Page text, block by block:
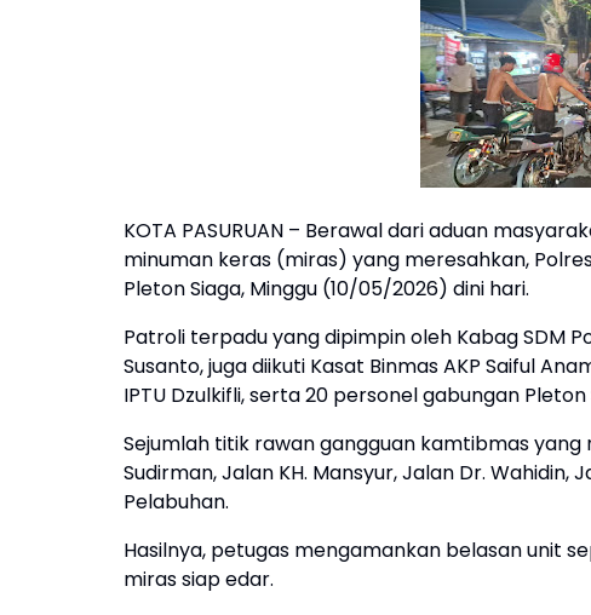
KOTA PASURUAN – Berawal dari aduan
minuman keras (miras) yang meresahkan,
Pleton Siaga, Minggu (10/05/2026) dini hari.
Patroli terpadu yang dipimpin oleh Kabag SDM
Susanto, juga diikuti Kasat Binmas AKP Saiful
IPTU Dzulkifli, serta 20 personel gabungan
Sejumlah titik rawan gangguan kamtibmas
Sudirman, Jalan KH. Mansyur, Jalan Dr. Wahidin,
Pelabuhan.
Hasilnya, petugas mengamankan belasan unit
miras siap edar.